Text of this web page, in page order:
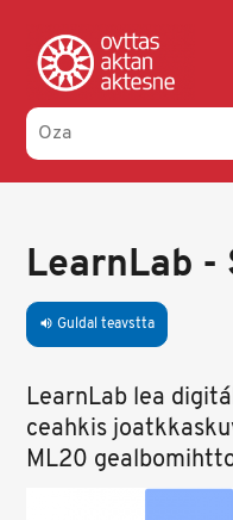
main
content
LearnLab -
volume_up Guldal teavstta
LearnLab lea
ceahkis
ML20